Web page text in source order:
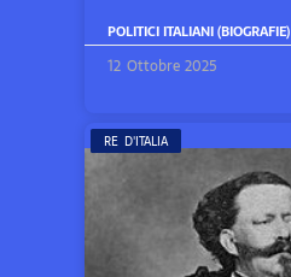
POLITICI ITALIANI (BIOGRAFIE)
12 Ottobre 2025
RE D'ITALIA